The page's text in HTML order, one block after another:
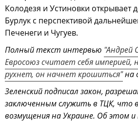
Колодезя и Устиновки открывает
Бурлук с перспективой
Печенеги и Чугуев.
Полный текст интервью "Андрей
Евросоюз считает себя империей,
рухнет, он начнет крошиться"на
Зеленский подписал закон,
заключенным служить в ТЦК, что
возмущения на Украине. Об этом